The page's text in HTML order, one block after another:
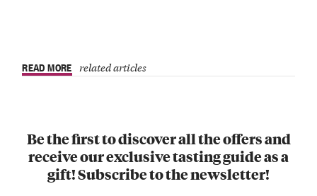
READ MORE related articles
Be the first to discover all the offers and
receive our exclusive tasting guide as a
gift! Subscribe to the newsletter!